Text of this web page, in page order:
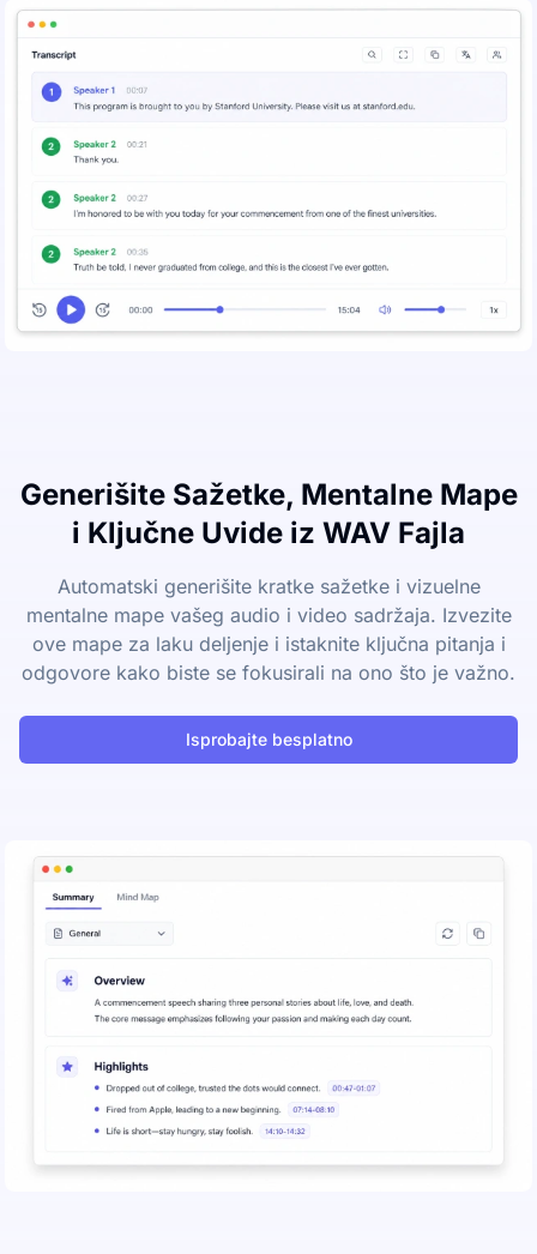
Generišite Sažetke, Mentalne Mape
i Ključne Uvide iz WAV Fajla
Automatski generišite kratke sažetke i vizuelne
mentalne mape vašeg audio i video sadržaja. Izvezite
ove mape za laku deljenje i istaknite ključna pitanja i
odgovore kako biste se fokusirali na ono što je važno.
Isprobajte besplatno